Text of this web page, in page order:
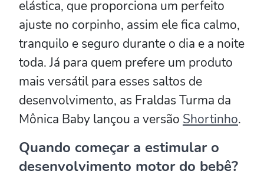
elástica, que proporciona um perfeito
ajuste no corpinho, assim ele fica calmo,
tranquilo e seguro durante o dia e a noite
toda. Já para quem prefere um produto
mais versátil para esses saltos de
desenvolvimento, as Fraldas Turma da
Mônica Baby lançou a versão Shortinho.
Quando começar a estimular o
desenvolvimento motor do bebê?